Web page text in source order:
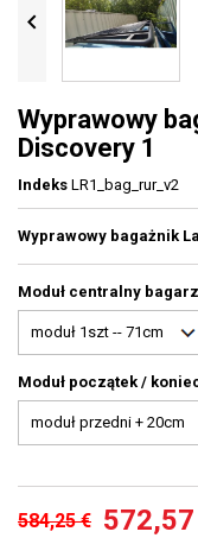

Wyprawowy
Discovery 1
Indeks LR1_bag_rur_v2
Wyprawowy bagażnik
Moduł centralny
Moduł początek /
584,25 €